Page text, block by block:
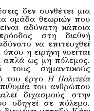
δεν συνθέτει μια
ομάδα θεωριών που
αδύνατη κάποια
στη διεθνή
να επιτευχθεί
όπου η ειρήνη νοείται
απλά ως μη πόλεμος.
σημαντικούς
του έργο Η Πολιτεία
του ανθρώπου
διχασμούς στην
οδηγεί σε πόλεμο.